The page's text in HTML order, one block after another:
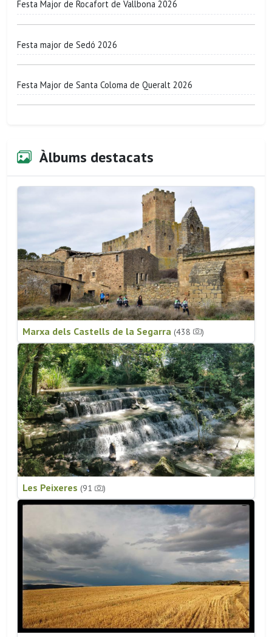
Festa Major de Rocafort de Vallbona 2026
Festa major de Sedó 2026
Festa Major de Santa Coloma de Queralt 2026
Àlbums destacats
Marxa dels Castells de la Segarra (438 )
Les Peixeres (91 )